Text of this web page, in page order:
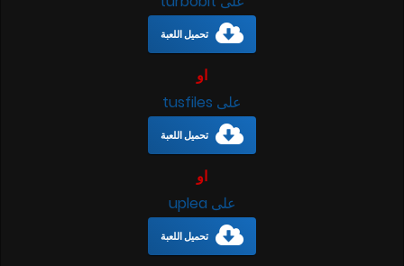
تحميل اللعبة
او
على tusfiles
تحميل اللعبة
او
على uplea
تحميل اللعبة